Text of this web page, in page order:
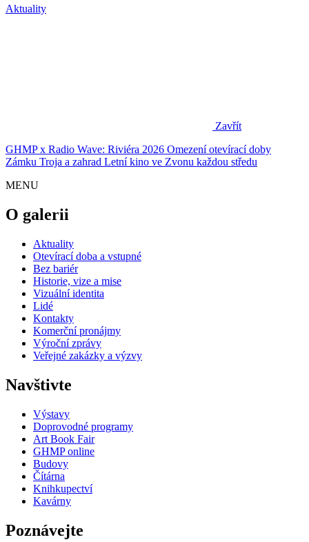
Aktuality
Zavřít
GHMP x Radio Wave: Riviéra 2026 Omezení otevírací doby
Zámku Troja a zahrad Letní kino ve Zvonu každou středu
MENU
O galerii
Aktuality
Otevírací doba a vstupné
Bez bariér
Historie, vize a mise
Vizuální identita
Lidé
Kontakty
Komerční pronájmy
Výroční zprávy
Veřejné zakázky a výzvy
Navštivte
Výstavy
Doprovodné programy
Art Book Fair
GHMP online
Budovy
Čítárna
Knihkupectví
Kavárny
Poznávejte